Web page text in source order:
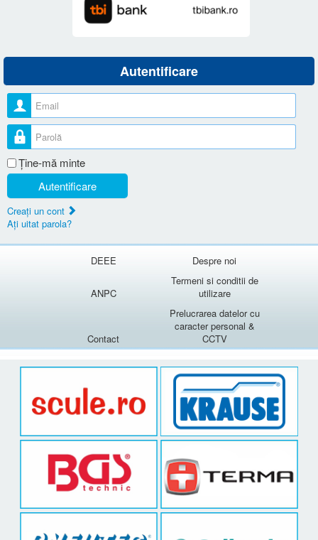
Autentificare
Nume utilizator
Parolă
Ţine-mă minte
Autentificare
Creaţi un cont
Aţi uitat parola?
DEEE Despre noi
ANPC
Termeni si conditii de
utilizare
Contact
Prelucrarea datelor cu
caracter personal &
CCTV